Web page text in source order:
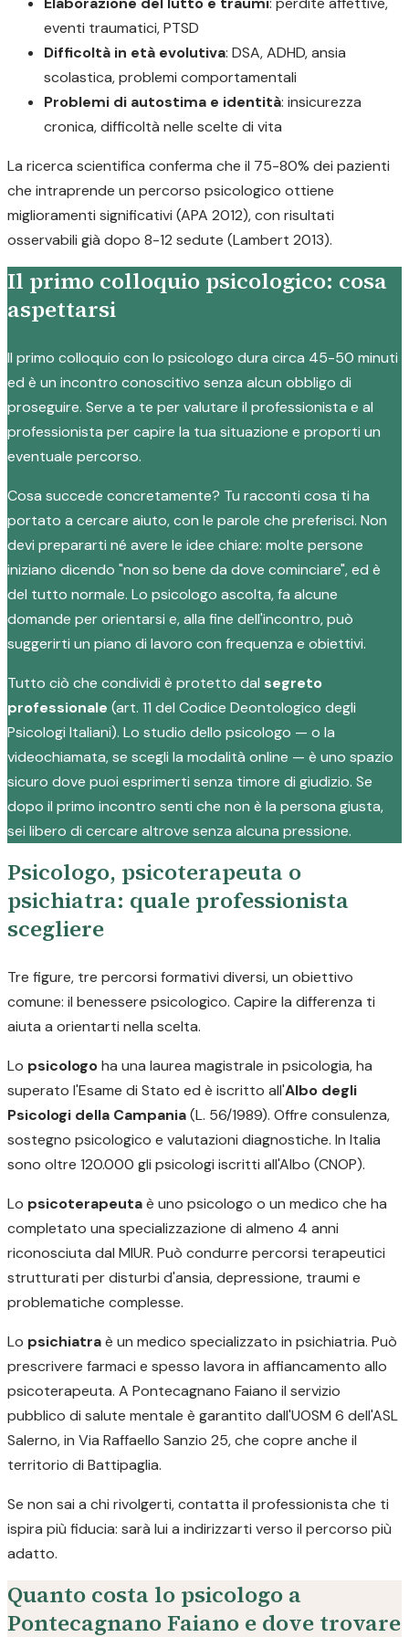
eventi traumatici, PTSD
Difficoltà in età evolutiva: DSA, ADHD, ansia
scolastica, problemi comportamentali
Problemi di autostima e identità: insicurezza
cronica, difficoltà nelle scelte di vita
La ricerca scientifica conferma che il 75-80% dei pazienti
che intraprende un percorso psicologico ottiene
miglioramenti significativi (APA 2012), con risultati
osservabili già dopo 8-12 sedute (Lambert 2013).
Il primo colloquio psicologico: cosa
aspettarsi
Il primo colloquio con lo psicologo dura circa 45-50 minuti
ed è un incontro conoscitivo senza alcun obbligo di
proseguire. Serve a te per valutare il professionista e al
professionista per capire la tua situazione e proporti un
eventuale percorso.
Cosa succede concretamente? Tu racconti cosa ti ha
portato a cercare aiuto, con le parole che preferisci. Non
devi prepararti né avere le idee chiare: molte persone
iniziano dicendo "non so bene da dove cominciare", ed è
del tutto normale. Lo psicologo ascolta, fa alcune
domande per orientarsi e, alla fine dell'incontro, può
suggerirti un piano di lavoro con frequenza e obiettivi.
Tutto ciò che condividi è protetto dal segreto
professionale (art. 11 del Codice Deontologico degli
Psicologi Italiani). Lo studio dello psicologo — o la
videochiamata, se scegli la modalità online — è uno spazio
sicuro dove puoi esprimerti senza timore di giudizio. Se
dopo il primo incontro senti che non è la persona giusta,
sei libero di cercare altrove senza alcuna pressione.
Psicologo, psicoterapeuta o
psichiatra: quale professionista
scegliere
Tre figure, tre percorsi formativi diversi, un obiettivo
comune: il benessere psicologico. Capire la differenza ti
aiuta a orientarti nella scelta.
Lo psicologoha una laurea magistrale in psicologia, ha
superato l'Esame di Stato ed è iscritto all'Albo degli
Psicologi della Campania(L. 56/1989). Offre consulenza,
sostegno psicologico e valutazioni diagnostiche. In Italia
sono oltre 120.000 gli psicologi iscritti all'Albo (CNOP).
Lo psicoterapeutaè uno psicologo o un medico che ha
completato una specializzazione di almeno 4 anni
riconosciuta dal MIUR. Può condurre percorsi terapeutici
strutturati per disturbi d'ansia, depressione, traumi e
problematiche complesse.
Lo psichiatraè un medico specializzato in psichiatria. Può
prescrivere farmaci e spesso lavora in affiancamento allo
psicoterapeuta. A Pontecagnano Faiano il servizio
pubblico di salute mentale è garantito dall'UOSM 6 dell'ASL
Salerno, in Via Raffaello Sanzio 25, che copre anche il
territorio di Battipaglia.
Se non sai a chi rivolgerti, contatta il professionista che ti
ispira più fiducia: sarà lui a indirizzarti verso il percorso più
adatto.
Quanto costa lo psicologo a
Pontecagnano Faiano e dove trovare